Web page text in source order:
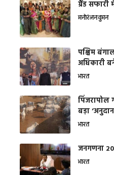
ग्रैंड
मनोरंजनवुमन
पश्चिम
अधिकारी
भारत
​पिंजरापोल
बड़ा
भारत
जनगणना
भारत